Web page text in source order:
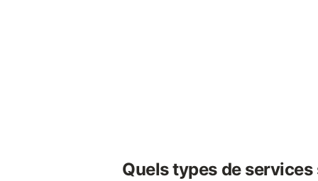
Quels types de